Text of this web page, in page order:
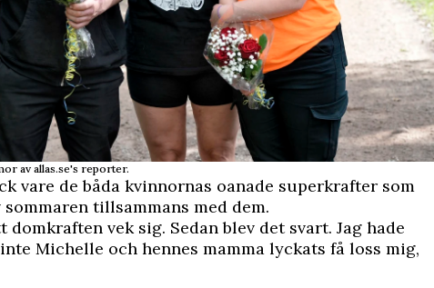
av allas.se's reporter.
vare de båda kvinnornas oanade superkrafter som
tillsammans med dem.
domkraften vek sig. Sedan blev det svart. Jag hade
Michelle och hennes mamma lyckats få loss mig,